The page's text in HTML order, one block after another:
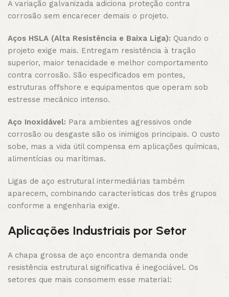
A variação galvanizada adiciona proteção contra
corrosão sem encarecer demais o projeto.
Aços HSLA (Alta Resistência e Baixa Liga): Quando o
projeto exige mais. Entregam resistência à tração
superior, maior tenacidade e melhor comportamento
contra corrosão. São especificados em pontes,
estruturas offshore e equipamentos que operam sob
estresse mecânico intenso.
Aço Inoxidável: Para ambientes agressivos onde
corrosão ou desgaste são os inimigos principais. O custo
sobe, mas a vida útil compensa em aplicações químicas,
alimentícias ou marítimas.
Ligas de aço estrutural intermediárias também
aparecem, combinando características dos três grupos
conforme a engenharia exige.
Aplicações Industriais por Setor
A chapa grossa de aço encontra demanda onde
resistência estrutural significativa é inegociável. Os
setores que mais consomem esse material: